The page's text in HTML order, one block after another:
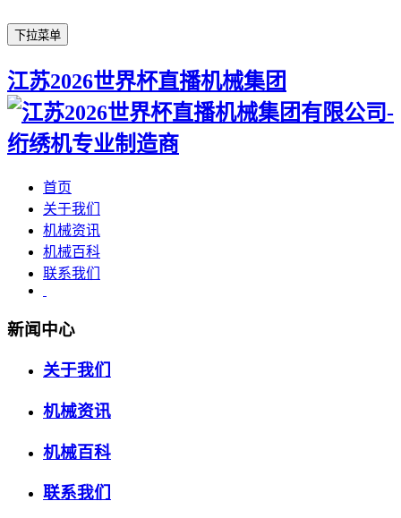
下拉菜单
江苏2026世界杯直播机械集团
首页
关于我们
机械资讯
机械百科
联系我们
新闻中心
关于我们
机械资讯
机械百科
联系我们